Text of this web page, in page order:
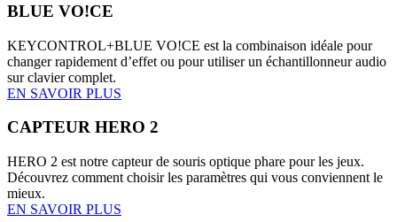
BLUE VO!CE
KEYCONTROL+BLUE VO!CE est la combinaison idéale pour
changer rapidement d’effet ou pour utiliser un échantillonneur audio
sur clavier complet.
EN SAVOIR PLUS
CAPTEUR HERO 2
HERO 2 est notre capteur de souris optique phare pour les jeux.
Découvrez comment choisir les paramètres qui vous conviennent le
mieux.
EN SAVOIR PLUS